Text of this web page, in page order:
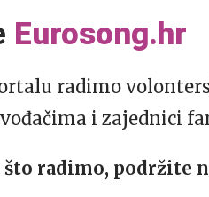
Eurosong.hr
radimo
i zajednici
što radimo, podržite